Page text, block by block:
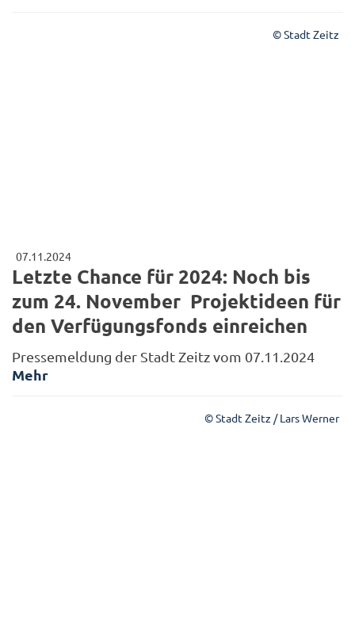
© Stadt Zeitz
07.11.2024
Letzte Chance für 2024: Noch bis
zum 24. November Projektideen für
den Verfügungsfonds einreichen
Pressemeldung der Stadt Zeitz vom 07.11.2024
Mehr
© Stadt Zeitz / Lars Werner